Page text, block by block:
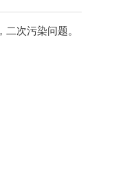
次污染问题。